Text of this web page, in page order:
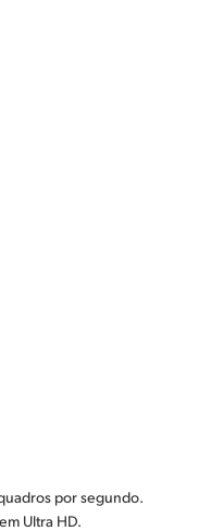
por segundo.
Ultra HD.